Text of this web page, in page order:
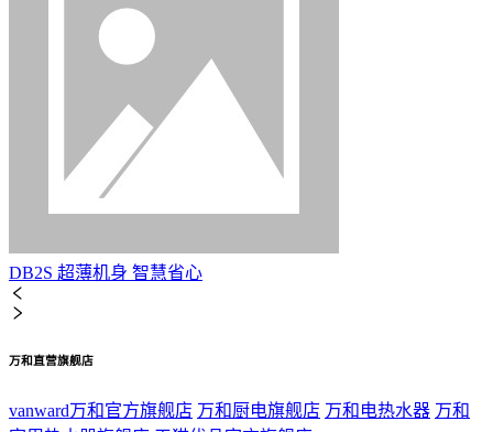
DB2S 超薄机身 智慧省心
万和直营旗舰店
vanward万和官方旗舰店 万和厨电旗舰店 万和电热水器 万和